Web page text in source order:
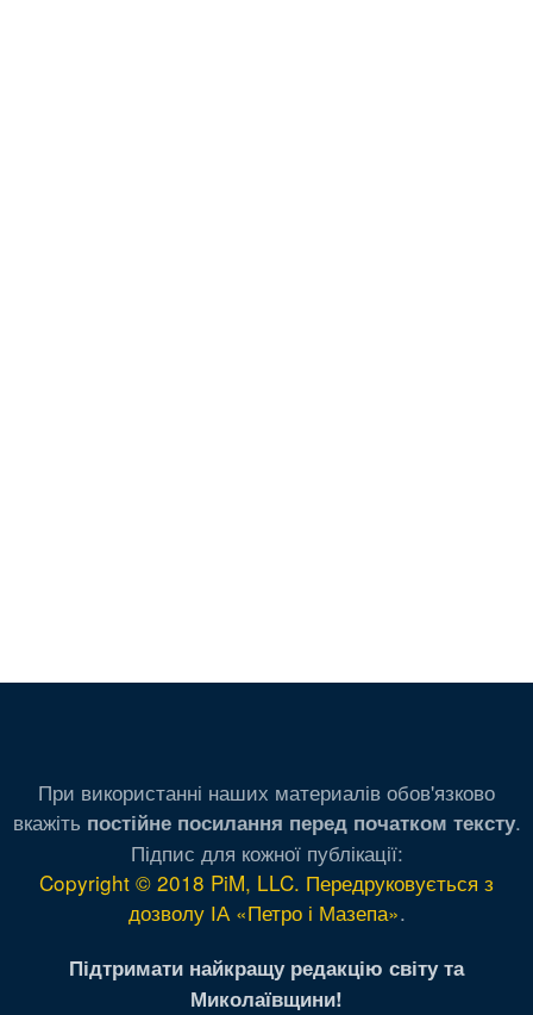
При використанні наших материалів обов'язково
вкажіть постійне посилання перед початком тексту.
Підпис для кожної публікації:
Copyright © 2018 PiM, LLC. Передруковується з
дозволу ІА «Петро і Мазепа».
Підтримати найкращу редакцію світу та
Миколаївщини!